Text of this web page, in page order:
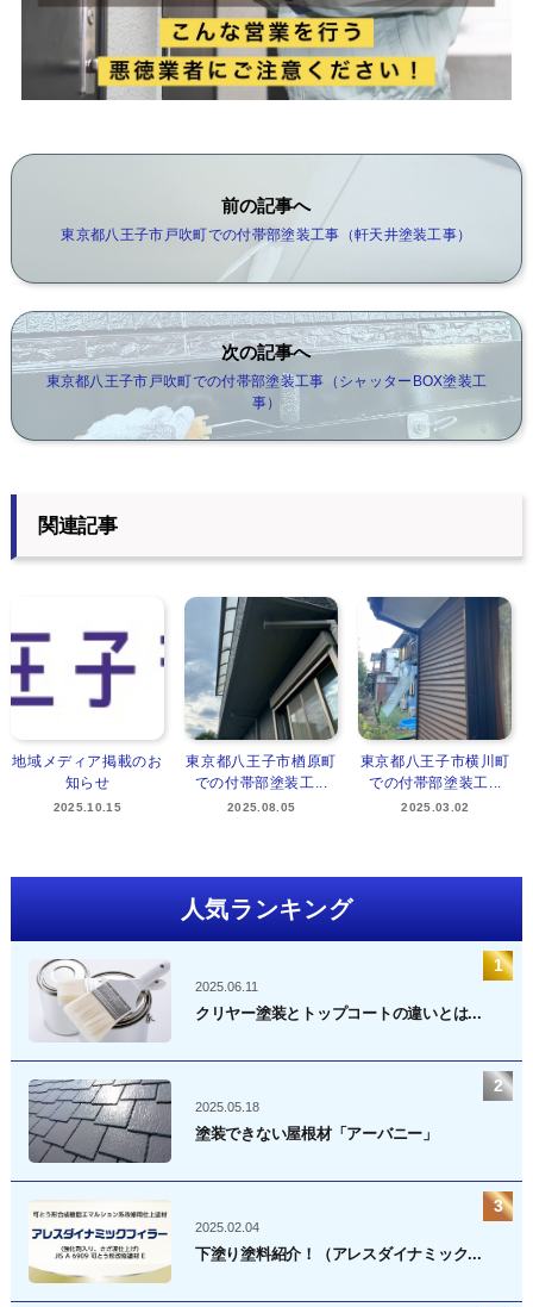
前の記事へ
東京都八王子市戸吹町での付帯部塗装工事（軒天井塗装工事）
次の記事へ
東京都八王子市戸吹町での付帯部塗装工事（シャッターBOX塗装工
事）
関連記事
地域メディア掲載のお
知らせ
2025.10.15
東京都八王子市楢原町
での付帯部塗装工...
2025.08.05
東京都八王子市横川町
での付帯部塗装工...
2025.03.02
人気ランキング
2025.06.11
クリヤー塗装とトップコートの違いとは...
2025.05.18
塗装できない屋根材「アーバニー」
2025.02.04
下塗り塗料紹介！（アレスダイナミック...